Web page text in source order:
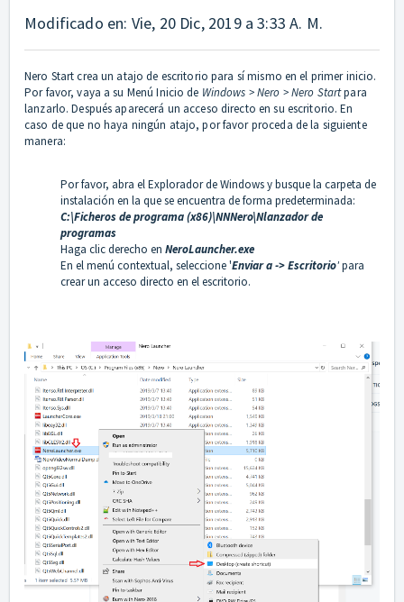
Modificado en: Vie, 20 Dic, 2019 a 3:33 A. M.
Nero Start crea un atajo de escritorio para sí mismo en el primer inicio.
Por favor, vaya a su Menú Inicio de Windows > Nero > Nero Startpara
lanzarlo. Después aparecerá un acceso directo en su escritorio. En
caso de que no haya ningún atajo, por favor proceda de la siguiente
manera:
Por favor, abra el Explorador de Windows y busque la carpeta de
instalación en la que se encuentra de forma predeterminada:
C:\Ficheros de programa (x86)\NNNero\Nlanzador de
programas
Haga clic derecho en NeroLauncher.exe
En el menú contextual, seleccione 'Enviar a -> Escritorio'para
crear un acceso directo en el escritorio.